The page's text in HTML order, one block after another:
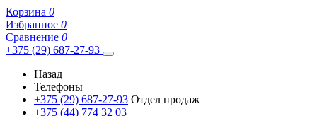
Корзина 0
Избранное 0
Сравнение 0
+375 (29) 687-27-93
Назад
Телефоны
+375 (29) 687-27-93 Отдел продаж
+375 (44) 774 32 03